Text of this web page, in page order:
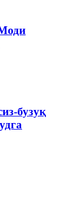
бузуқ